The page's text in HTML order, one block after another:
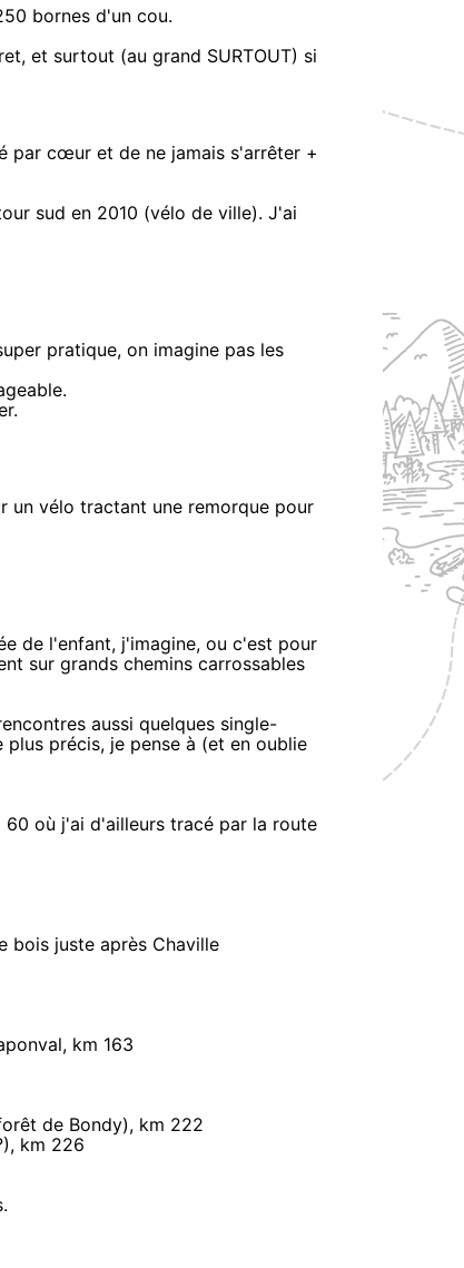
bornes d'un cou.
et surtout (au grand SURTOUT) si
par cœur et de ne jamais s'arrêter +
sud en 2010 (vélo de ville). J'ai
pratique, on imagine pas les
un vélo tractant une remorque pour
de l'enfant, j'imagine, ou c'est pour
sur grands chemins carrossables
aussi quelques single-
précis, je pense à (et en oublie
où j'ai d'ailleurs tracé par la route
bois juste après Chaville
km 163
de Bondy), km 222
km 226